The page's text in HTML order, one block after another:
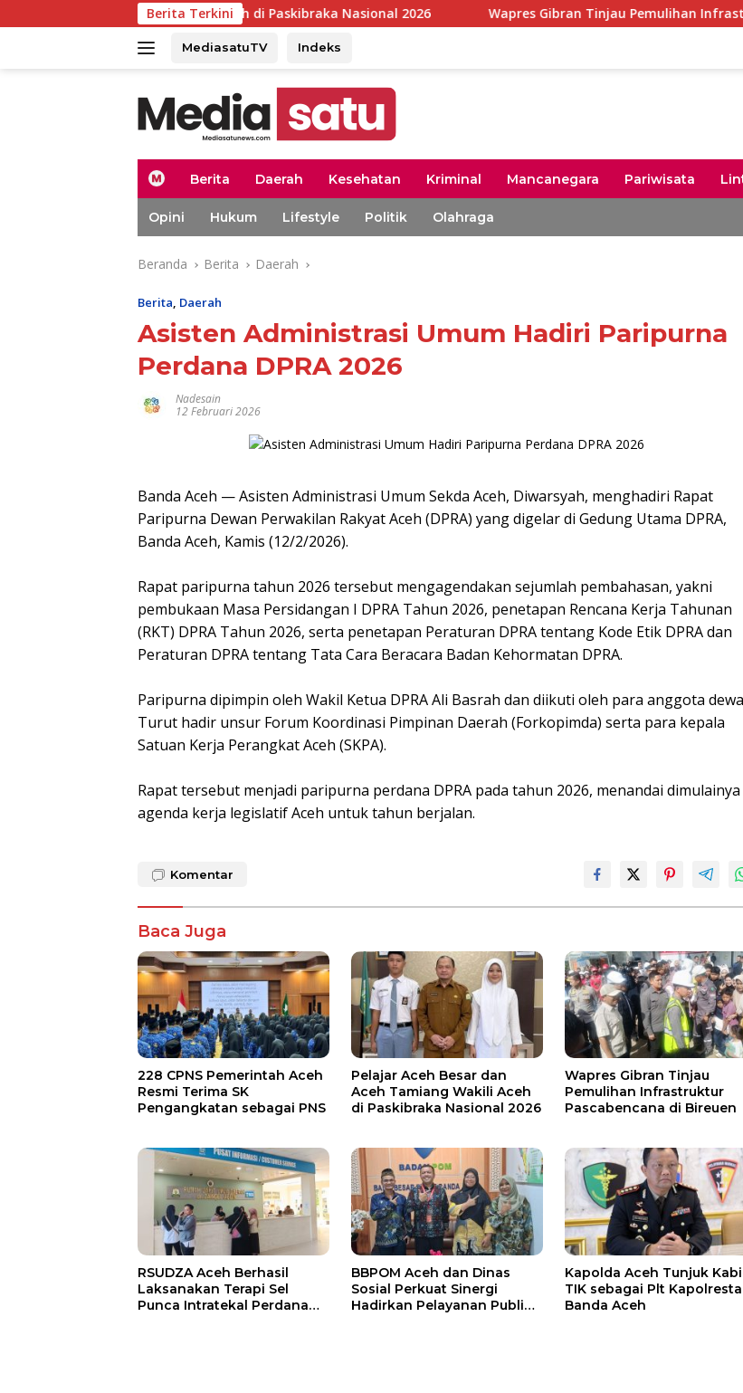
ke
Berita Terkini
Tamiang Wakili Aceh di Paskibraka Nasional 2026 Wapres Gibran Tinjau Pemulihan Infrastruktur
MediasatuTV Indeks
H
m
e
Berita Daerah Kesehatan Kriminal Mancanegara Pariwisata
Opini Hukum Lifestyle Politik Olahraga
Beranda Berita Daerah
Berita, Daerah
Asisten Administrasi Umum Hadiri Paripurna
Perdana DPRA 2026
Nadesain
12 Februari 2026
Banda Aceh — Asisten Administrasi Umum Sekda Aceh, Diwarsyah, menghadiri Rapat
Paripurna Dewan Perwakilan Rakyat Aceh (DPRA) yang digelar di Gedung Utama DPRA,
Banda Aceh, Kamis (12/2/2026).
‎Rapat paripurna tahun 2026 tersebut mengagendakan sejumlah pembahasan, yakni
pembukaan Masa Persidangan I DPRA Tahun 2026, penetapan Rencana Kerja Tahunan
(RKT) DPRA Tahun 2026, serta penetapan Peraturan DPRA tentang Kode Etik DPRA dan
Peraturan DPRA tentang Tata Cara Beracara Badan Kehormatan DPRA.
‎Paripurna dipimpin oleh Wakil Ketua DPRA Ali Basrah dan diikuti oleh para anggota
Turut hadir unsur Forum Koordinasi Pimpinan Daerah (Forkopimda) serta para kepala
Satuan Kerja Perangkat Aceh (SKPA).
‎Rapat tersebut menjadi paripurna perdana DPRA pada tahun 2026, menandai dimulainya
agenda kerja legislatif Aceh untuk tahun berjalan.
Komentar
Baca Juga
228 CPNS Pemerintah Aceh
Resmi Terima SK
Pengangkatan sebagai PNS
Pelajar Aceh Besar dan
Aceh Tamiang Wakili Aceh
di Paskibraka Nasional 2026
Wapres Gibran Tinjau
Pemulihan Infrastruktur
Pascabencana di Bireuen
RSUDZA Aceh Berhasil
Laksanakan Terapi Sel
Punca Intratekal Perdana
BBPOM Aceh dan Dinas
Sosial Perkuat Sinergi
Hadirkan Pelayanan Publik
Kapolda Aceh Tunjuk
TIK sebagai Plt Kapolresta
Banda Aceh